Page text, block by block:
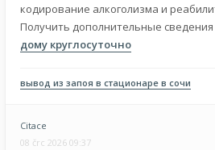
кодирование алкоголизма и
Получить дополнительные сведения
дому круглосуточно
вывод из запоя в стационаре в сочи
Citace
08 črc 2026 09:37